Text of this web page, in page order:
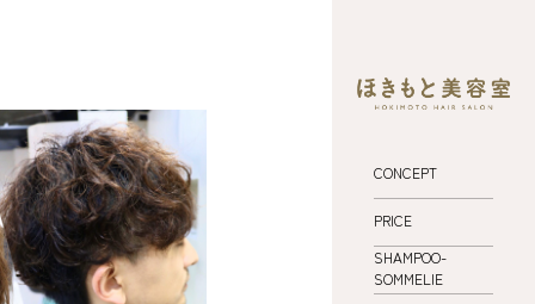
CONCEPT
PRICE
SHAMPOO-
SOMMELIE